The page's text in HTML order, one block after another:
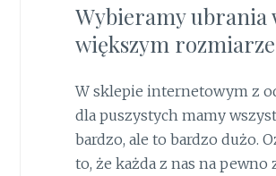
Wybieramy ubrania
większym rozmiarze
W sklepie internetowym z
dla puszystych mamy
bardzo, ale to bardzo dużo.
to, że każda z nas na pewno